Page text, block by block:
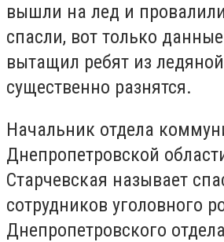
вышли на лед и
спасли, вот только
вытащил ребят из
существенно разнятся.
Начальник отдела
Днепропетровской
Старчевская называет
сотрудников уголовного
Днепропетровского